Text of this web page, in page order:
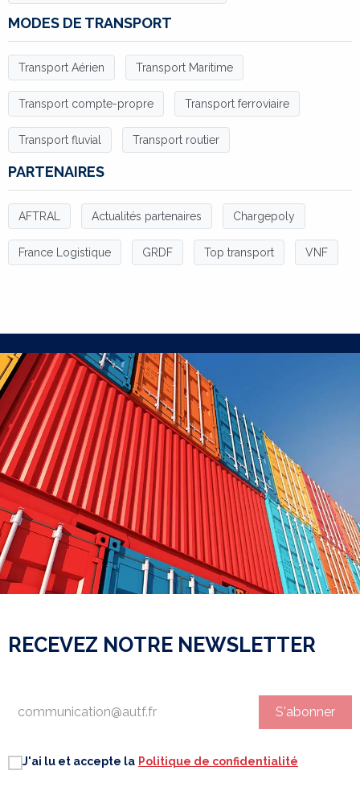
MODES DE TRANSPORT
Transport Aérien Transport Maritime
Transport compte-propre Transport ferroviaire
Transport fluvial Transport routier
PARTENAIRES
AFTRAL Actualités partenaires Chargepoly
France Logistique GRDF Top transport VNF
RECEVEZ NOTRE NEWSLETTER
S'abonner
J'ai lu et accepte la Politique de confidentialité